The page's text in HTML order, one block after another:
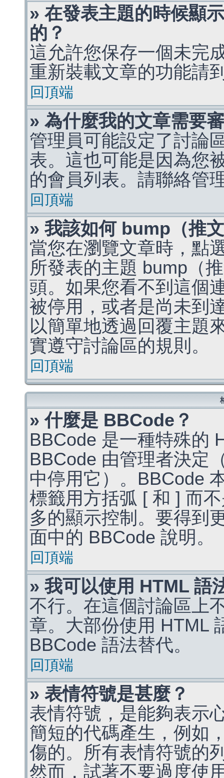
» 在發表主題的時候顯
的？
這允許您保存一個未完
重新裝載文章的功能請
回頂端
» 為什麼我的文章需要
管理員可能設定了討論
表。這也可能是因為您
的會員列表。請聯絡管
回頂端
» 我該如何 bump（推
當您在瀏覽文章時，點
所發表的主題 bump（
頭。如果您看不到這個
被停用，或者是尚未到
以簡單地透過回覆主題
實遵守討論區的規則。
回頂端
» 什麼是 BBCode？
BBCode 是一種特殊的
BBCode 由管理者決定
中停用它）。BBCode
標籤用方括弧 [ 和 ] 而
多的顯示控制。要得到
面中的 BBCode 說明。
回頂端
» 我可以使用 HTML 語
不行。在這個討論區上
章。大部份使用 HTML
BBCode 語法替代。
回頂端
» 表情符號是甚麼？
表情符號，是能夠表示
簡短的代碼產生，例如
傷的。所有表情符號的
然而，試著不要過度使